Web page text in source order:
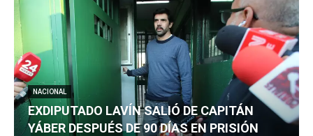
NACIONAL
EXDIPUTADO LAVÍN SALIÓ DE CAPITÁN
YÁBER DESPUÉS DE 90 DÍAS EN PRISIÓN